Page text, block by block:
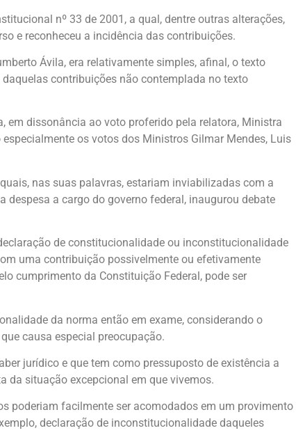
nº 33 de 2001, a qual, dentre outras alterações,
e reconheceu a incidência das contribuições.
Ávila, era relativamente simples, afinal, o texto
contribuições não contemplada no texto
em dissonância ao voto proferido pela relatora, Ministra
os votos dos Ministros Gilmar Mendes, Luis
nas suas palavras, estariam inviabilizadas com a
a cargo do governo federal, inaugurou debate
de constitucionalidade ou inconstitucionalidade
uma contribuição possivelmente ou efetivamente
cumprimento da Constituição Federal, pode ser
da norma então em exame, considerando o
causa especial preocupação.
jurídico e que tem como pressuposto de existência a
da situação excepcional em que vivemos.
poderiam facilmente ser acomodados em um provimento
declaração de inconstitucionalidade daqueles